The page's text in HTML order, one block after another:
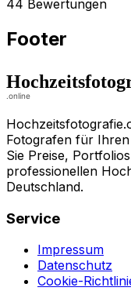
44 Bewertungen
Footer
Fotografen für
Sie Preise,
professionellen
Deutschland.
Service
Impressum
Datenschutz
Cookie-